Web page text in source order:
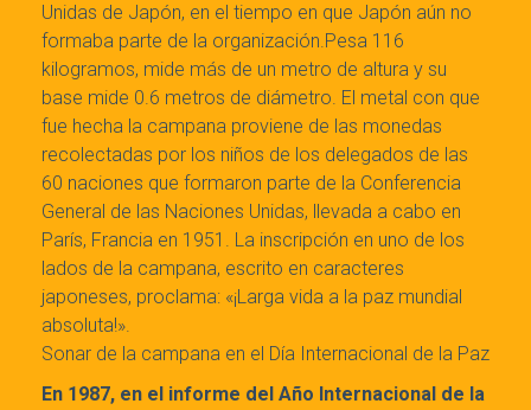
Unidas de Japón, en el tiempo en que Japón aún no
formaba parte de la organización.Pesa 116
kilogramos, mide más de un metro de altura y su
base mide 0.6 metros de diámetro. El metal con que
fue hecha la campana proviene de las monedas
recolectadas por los niños de los delegados de las
60 naciones que formaron parte de la Conferencia
General de las Naciones Unidas, llevada a cabo en
París, Francia en 1951. La inscripción en uno de los
lados de la campana, escrito en caracteres
japoneses, proclama: «¡Larga vida a la paz mundial
absoluta!».
Sonar de la campana en el Día Internacional de la Paz
En 1987, en el informe del Año Internacional de la